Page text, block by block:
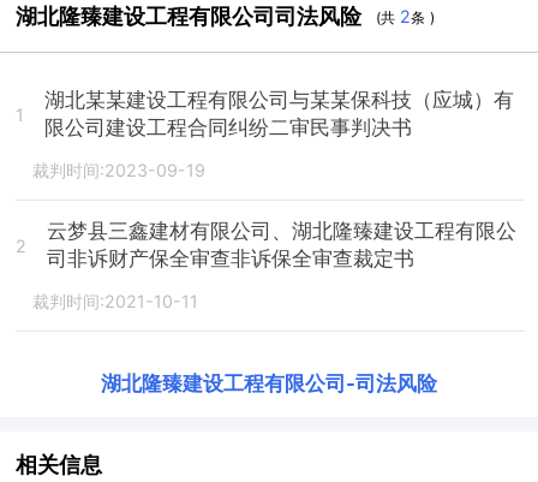
湖北隆臻建设工程有限公司司法风险 (共 2条 )
1
湖北某某建设工程有限公司与某某保科技（应城）有
限公司建设工程合同纠纷二审民事判决书
裁判时间:2023-09-19
2
云梦县三鑫建材有限公司、湖北隆臻建设工程有限公
司非诉财产保全审查非诉保全审查裁定书
裁判时间:2021-10-11
湖北隆臻建设工程有限公司 -司法风险
相关信息